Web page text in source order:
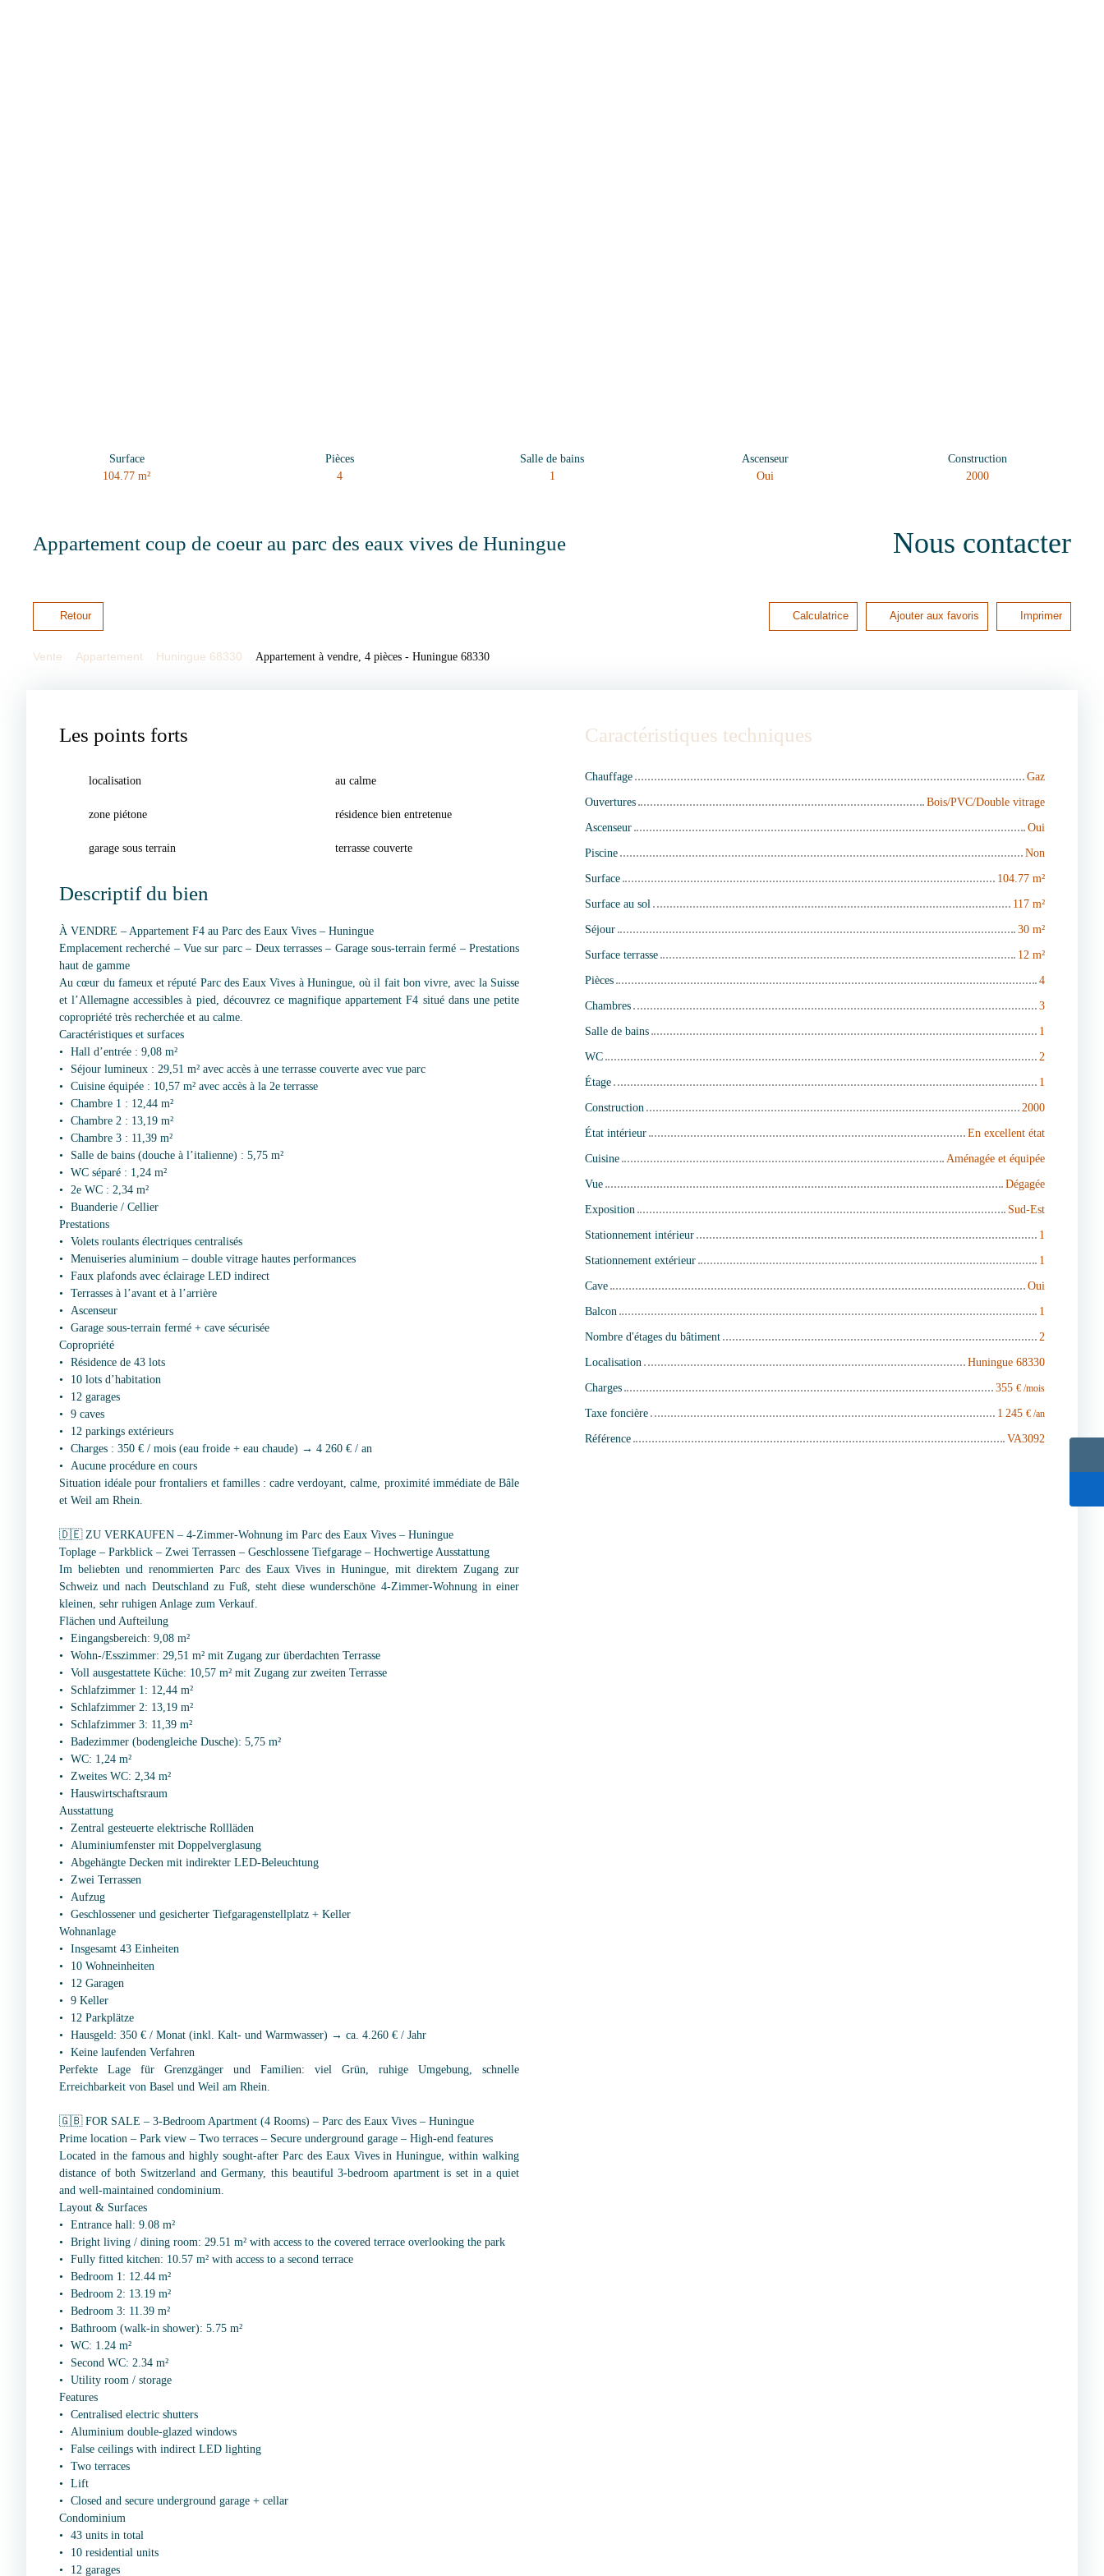
Surface
104.77 m²
Pièces
4
Salle de bains
1
Ascenseur
Oui
Construction
2000
Appartement coup de coeur au parc des eaux vives de Huningue Nous contacter
Retour Calculatrice Ajouter aux favoris Imprimer
Vente Appartement Huningue 68330 Appartement à vendre, 4 pièces - Huningue 68330
Les points forts
localisation au calme
zone piétone résidence bien entretenue
garage sous terrain terrasse couverte
Descriptif du bien
À VENDRE – Appartement F4 au Parc des Eaux Vives – Huningue
Emplacement recherché – Vue sur parc – Deux terrasses – Garage sous-terrain fermé – Prestations
haut de gamme
Au cœur du fameux et réputé Parc des Eaux Vives à Huningue, où il fait bon vivre, avec la Suisse
et l’Allemagne accessibles à pied, découvrez ce magnifique appartement F4 situé dans une petite
copropriété très recherchée et au calme.
Caractéristiques et surfaces
Hall d’entrée : 9,08 m²
Séjour lumineux : 29,51 m² avec accès à une terrasse couverte avec vue parc
Cuisine équipée : 10,57 m² avec accès à la 2e terrasse
Chambre 1 : 12,44 m²
Chambre 2 : 13,19 m²
Chambre 3 : 11,39 m²
Salle de bains (douche à l’italienne) : 5,75 m²
WC séparé : 1,24 m²
2e WC : 2,34 m²
Buanderie / Cellier
Prestations
Volets roulants électriques centralisés
Menuiseries aluminium – double vitrage hautes performances
Faux plafonds avec éclairage LED indirect
Terrasses à l’avant et à l’arrière
Ascenseur
Garage sous-terrain fermé + cave sécurisée
Copropriété
Résidence de 43 lots
10 lots d’habitation
12 garages
9 caves
12 parkings extérieurs
Charges : 350 € / mois (eau froide + eau chaude) → 4 260 € / an
Aucune procédure en cours
Situation idéale pour frontaliers et familles : cadre verdoyant, calme, proximité immédiate de Bâle
et Weil am Rhein.
🇩🇪 ZU VERKAUFEN – 4-Zimmer-Wohnung im Parc des Eaux Vives – Huningue
Toplage – Parkblick – Zwei Terrassen – Geschlossene Tiefgarage – Hochwertige Ausstattung
Im beliebten und renommierten Parc des Eaux Vives in Huningue, mit direktem Zugang zur
Schweiz und nach Deutschland zu Fuß, steht diese wunderschöne 4-Zimmer-Wohnung in einer
kleinen, sehr ruhigen Anlage zum Verkauf.
Flächen und Aufteilung
Eingangsbereich: 9,08 m²
Wohn-/Esszimmer: 29,51 m² mit Zugang zur überdachten Terrasse
Voll ausgestattete Küche: 10,57 m² mit Zugang zur zweiten Terrasse
Schlafzimmer 1: 12,44 m²
Schlafzimmer 2: 13,19 m²
Schlafzimmer 3: 11,39 m²
Badezimmer (bodengleiche Dusche): 5,75 m²
WC: 1,24 m²
Zweites WC: 2,34 m²
Hauswirtschaftsraum
Ausstattung
Zentral gesteuerte elektrische Rollläden
Aluminiumfenster mit Doppelverglasung
Abgehängte Decken mit indirekter LED-Beleuchtung
Zwei Terrassen
Aufzug
Geschlossener und gesicherter Tiefgaragenstellplatz + Keller
Wohnanlage
Insgesamt 43 Einheiten
10 Wohneinheiten
12 Garagen
9 Keller
12 Parkplätze
Hausgeld: 350 € / Monat (inkl. Kalt- und Warmwasser) → ca. 4.260 € / Jahr
Keine laufenden Verfahren
Perfekte Lage für Grenzgänger und Familien: viel Grün, ruhige Umgebung, schnelle
Erreichbarkeit von Basel und Weil am Rhein.
🇬🇧 FOR SALE – 3-Bedroom Apartment (4 Rooms) – Parc des Eaux Vives – Huningue
Prime location – Park view – Two terraces – Secure underground garage – High-end features
Located in the famous and highly sought-after Parc des Eaux Vives in Huningue, within walking
distance of both Switzerland and Germany, this beautiful 3-bedroom apartment is set in a quiet
and well-maintained condominium.
Layout & Surfaces
Entrance hall: 9.08 m²
Bright living / dining room: 29.51 m² with access to the covered terrace overlooking the park
Fully fitted kitchen: 10.57 m² with access to a second terrace
Bedroom 1: 12.44 m²
Bedroom 2: 13.19 m²
Bedroom 3: 11.39 m²
Bathroom (walk-in shower): 5.75 m²
WC: 1.24 m²
Second WC: 2.34 m²
Utility room / storage
Features
Centralised electric shutters
Aluminium double-glazed windows
False ceilings with indirect LED lighting
Two terraces
Lift
Closed and secure underground garage + cellar
Condominium
43 units in total
10 residential units
12 garages
Caractéristiques techniques
Chauffage
Gaz
Ouvertures
Bois/PVC/Double vitrage
Ascenseur
Oui
Piscine
Non
Surface
104.77 m²
Surface au sol
117 m²
Séjour
30 m²
Surface terrasse
12 m²
Pièces
4
Chambres
3
Salle de bains
1
WC
2
Étage
1
Construction
2000
État intérieur
En excellent état
Cuisine
Aménagée et équipée
Vue
Dégagée
Exposition
Sud-Est
Stationnement intérieur
1
Stationnement extérieur
1
Cave
Oui
Balcon
1
Nombre d'étages du bâtiment
2
Localisation
Huningue 68330
Charges
355 € /mois
Taxe foncière 1 245 € /an
Référence VA3092